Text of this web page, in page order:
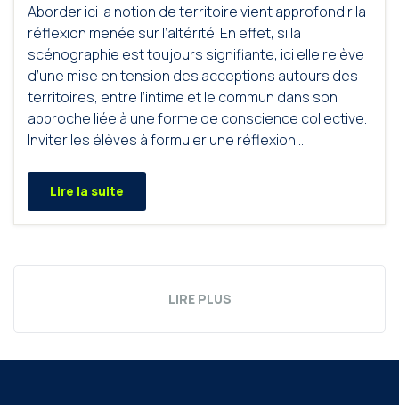
Aborder ici la notion de territoire vient approfondir la
réflexion menée sur l’altérité. En effet, si la
scénographie est toujours signifiante, ici elle relève
d’une mise en tension des acceptions autours des
territoires, entre l’intime et le commun dans son
approche liée à une forme de conscience collective.
Inviter les élèves à formuler une réflexion …
Lire la suite
LIRE PLUS